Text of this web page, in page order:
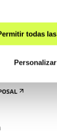
todas
Personalizar